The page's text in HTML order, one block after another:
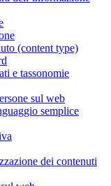
(content type)
e tassonomie
sul web
semplice
dei contenuti